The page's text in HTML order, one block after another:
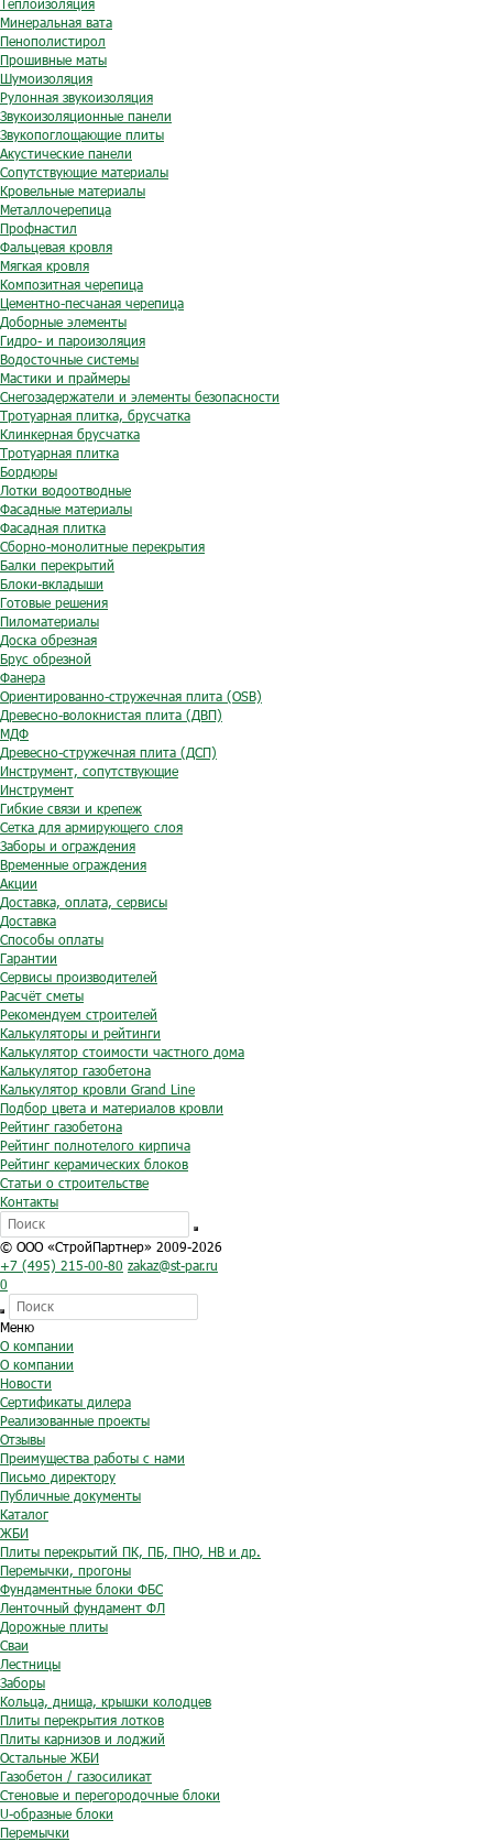
Теплоизоляция
Минеральная вата
Пенополистирол
Прошивные маты
Шумоизоляция
Рулонная звукоизоляция
Звукоизоляционные панели
Звукопоглощающие плиты
Акустические панели
Сопутствующие материалы
Кровельные материалы
Металлочерепица
Профнастил
Фальцевая кровля
Мягкая кровля
Композитная черепица
Цементно-песчаная черепица
Доборные элементы
Гидро- и пароизоляция
Водосточные системы
Мастики и праймеры
Снегозадержатели и элементы безопасности
Тротуарная плитка, брусчатка
Клинкерная брусчатка
Тротуарная плитка
Бордюры
Лотки водоотводные
Фасадные материалы
Фасадная плитка
Сборно-монолитные перекрытия
Балки перекрытий
Блоки-вкладыши
Готовые решения
Пиломатериалы
Доска обрезная
Брус обрезной
Фанера
Ориентированно-стружечная плита (OSB)
Древесно-волокнистая плита (ДВП)
МДФ
Древесно-стружечная плита (ДСП)
Инструмент, сопутствующие
Инструмент
Гибкие связи и крепеж
Сетка для армирующего слоя
Заборы и ограждения
Временные ограждения
Акции
Доставка, оплата, сервисы
Доставка
Способы оплаты
Гарантии
Сервисы производителей
Расчёт сметы
Рекомендуем строителей
Калькуляторы и рейтинги
Калькулятор стоимости частного дома
Калькулятор газобетона
Калькулятор кровли Grand Line
Подбор цвета и материалов кровли
Рейтинг газобетона
Рейтинг полнотелого кирпича
Рейтинг керамических блоков
Статьи о строительстве
Контакты
© ООО «СтройПартнер» 2009-2026
+7 (495) 215-00-80 zakaz@st-par.ru
0
Меню
О компании
О компании
Новости
Сертификаты дилера
Реализованные проекты
Отзывы
Преимущества работы с нами
Письмо директору
Публичные документы
Каталог
ЖБИ
Плиты перекрытий ПК, ПБ, ПНО, НВ и др.
Перемычки, прогоны
Фундаментные блоки ФБС
Ленточный фундамент ФЛ
Дорожные плиты
Сваи
Лестницы
Заборы
Кольца, днища, крышки колодцев
Плиты перекрытия лотков
Плиты карнизов и лоджий
Остальные ЖБИ
Газобетон / газосиликат
Стеновые и перегородочные блоки
U-образные блоки
Перемычки